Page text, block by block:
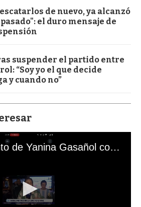
de nuevo, ya alcanzó
el duro mensaje de
suspender el partido entre
“Soy yo el que decide
y cuando no”
El mal momento de Yanina Gasañol con un hincha argentino en "Subrayado"